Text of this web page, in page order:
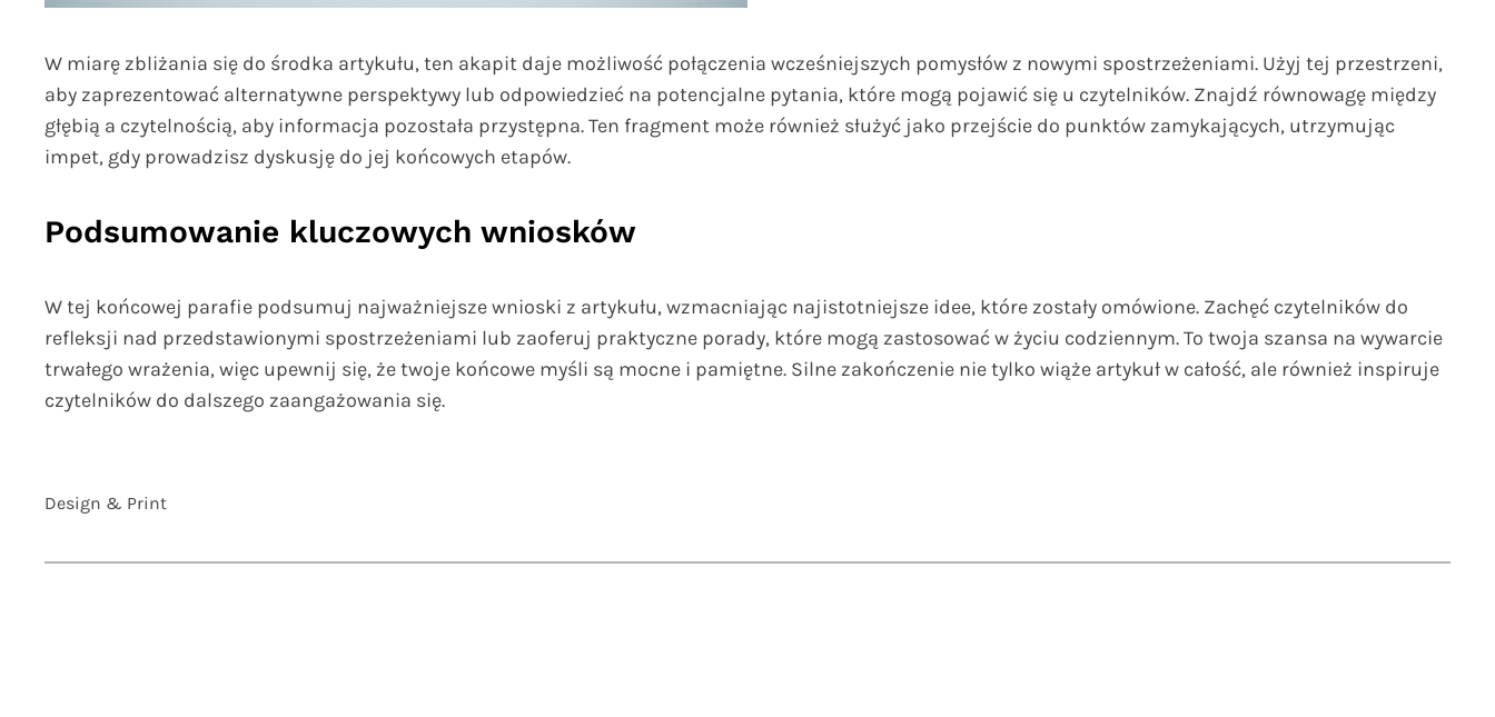
W miarę zbliżania się do środka artykułu, ten akapit daje możliwość połączenia wcześniejszych pomysłów z nowymi spostrzeżeniami. Użyj tej przestrzeni,
aby zaprezentować alternatywne perspektywy lub odpowiedzieć na potencjalne pytania, które mogą pojawić się u czytelników. Znajdź równowagę między
głębią a czytelnością, aby informacja pozostała przystępna. Ten fragment może również służyć jako przejście do punktów zamykających, utrzymując
impet, gdy prowadzisz dyskusję do jej końcowych etapów.
Podsumowanie kluczowych wniosków
W tej końcowej parafie podsumuj najważniejsze wnioski z artykułu, wzmacniając najistotniejsze idee, które zostały omówione. Zachęć czytelników do
refleksji nad przedstawionymi spostrzeżeniami lub zaoferuj praktyczne porady, które mogą zastosować w życiu codziennym. To twoja szansa na wywarcie
trwałego wrażenia, więc upewnij się, że twoje końcowe myśli są mocne i pamiętne. Silne zakończenie nie tylko wiąże artykuł w całość, ale również inspiruje
czytelników do dalszego zaangażowania się.
Design & Print